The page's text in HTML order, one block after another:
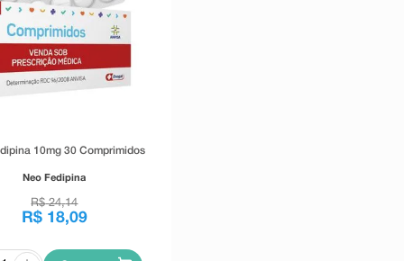
10mg 30 Comprimidos
Neo Fedipina
R$ 24,14
R$ 18,09